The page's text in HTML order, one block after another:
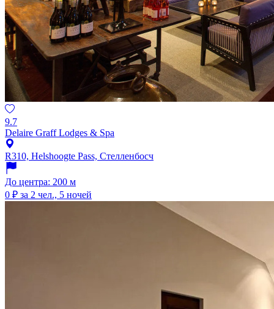
9.7
Delaire Graff Lodges & Spa
R310, Helshoogte Pass, Стелленбосч
До центра: 200 м
0 ₽ за 2 чел., 5 ночей